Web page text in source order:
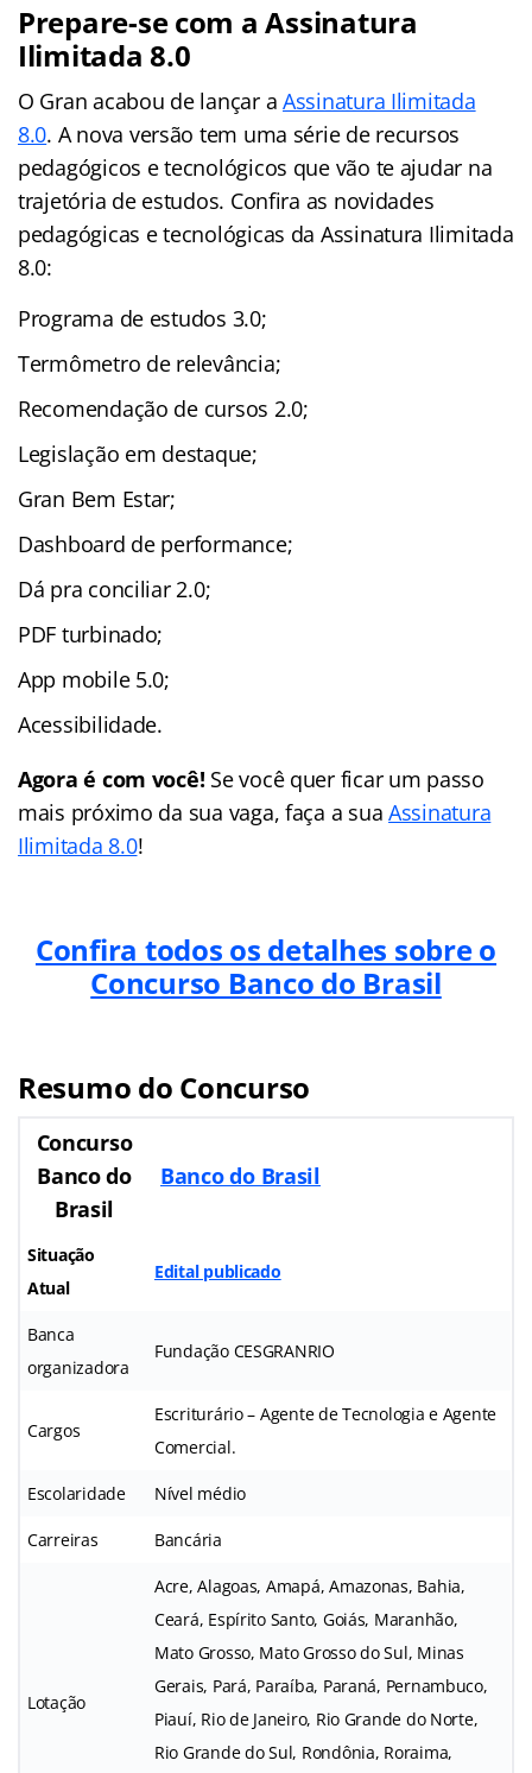
Prepare-se com a Assinatura
Ilimitada 8.0
O Gran acabou de lançar a Assinatura Ilimitada
8.0. A nova versão tem uma série de recursos
pedagógicos e tecnológicos que vão te ajudar na
trajetória de estudos. Confira as novidades
pedagógicas e tecnológicas da Assinatura Ilimitada
8.0:
Programa de estudos 3.0;
Termômetro de relevância;
Recomendação de cursos 2.0;
Legislação em destaque;
Gran Bem Estar;
Dashboard de performance;
Dá pra conciliar 2.0;
PDF turbinado;
App mobile 5.0;
Acessibilidade.
Agora é com você! Se você quer ficar um passo
mais próximo da sua vaga, faça a suaAssinatura
Ilimitada 8.0!
Confira todos os detalhes sobre o
Concurso Banco do Brasil
Resumo do Concurso
Concurso
Banco do
Brasil
Banco do Brasil
Situação
Atual
Edital publicado
Banca
organizadora
Fundação CESGRANRIO
Cargos
Escriturário – Agente de Tecnologia e Agente
Comercial.
Escolaridade Nível médio
Carreiras Bancária
Lotação
Acre, Alagoas, Amapá, Amazonas, Bahia,
Ceará, Espírito Santo, Goiás, Maranhão,
Mato Grosso, Mato Grosso do Sul, Minas
Gerais, Pará, Paraíba, Paraná, Pernambuco,
Piauí, Rio de Janeiro, Rio Grande do Norte,
Rio Grande do Sul, Rondônia, Roraima,